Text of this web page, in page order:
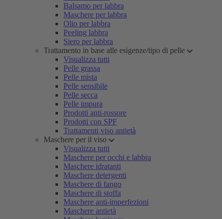
Balsamo per labbra
Maschere per labbra
Olio per labbra
Peeling labbra
Siero per labbra
Trattamento in base alle esigenze/tipo di pelle
Visualizza tutti
Pelle grassa
Pelle mista
Pelle sensibile
Pelle secca
Pelle impura
Prodotti anti-rossore
Prodotti con SPF
Trattamenti viso antietà
Maschere per il viso
Visualizza tutti
Maschere per occhi e labbra
Maschere idratanti
Maschere detergenti
Maschere di fango
Maschere di stoffa
Maschere anti-imperfezioni
Maschere antietà